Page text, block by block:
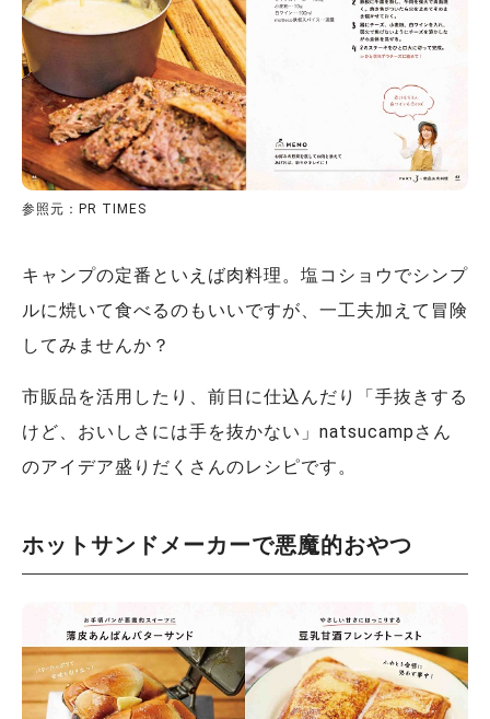
参照元：PR TIMES
キャンプの定番といえば肉料理。塩コショウでシンプ
ルに焼いて食べるのもいいですが、一工夫加えて冒険
してみませんか？
市販品を活用したり、前日に仕込んだり「手抜きする
けど、おいしさには手を抜かない」natsucampさん
のアイデア盛りだくさんのレシピです。
ホットサンドメーカーで悪魔的おやつ